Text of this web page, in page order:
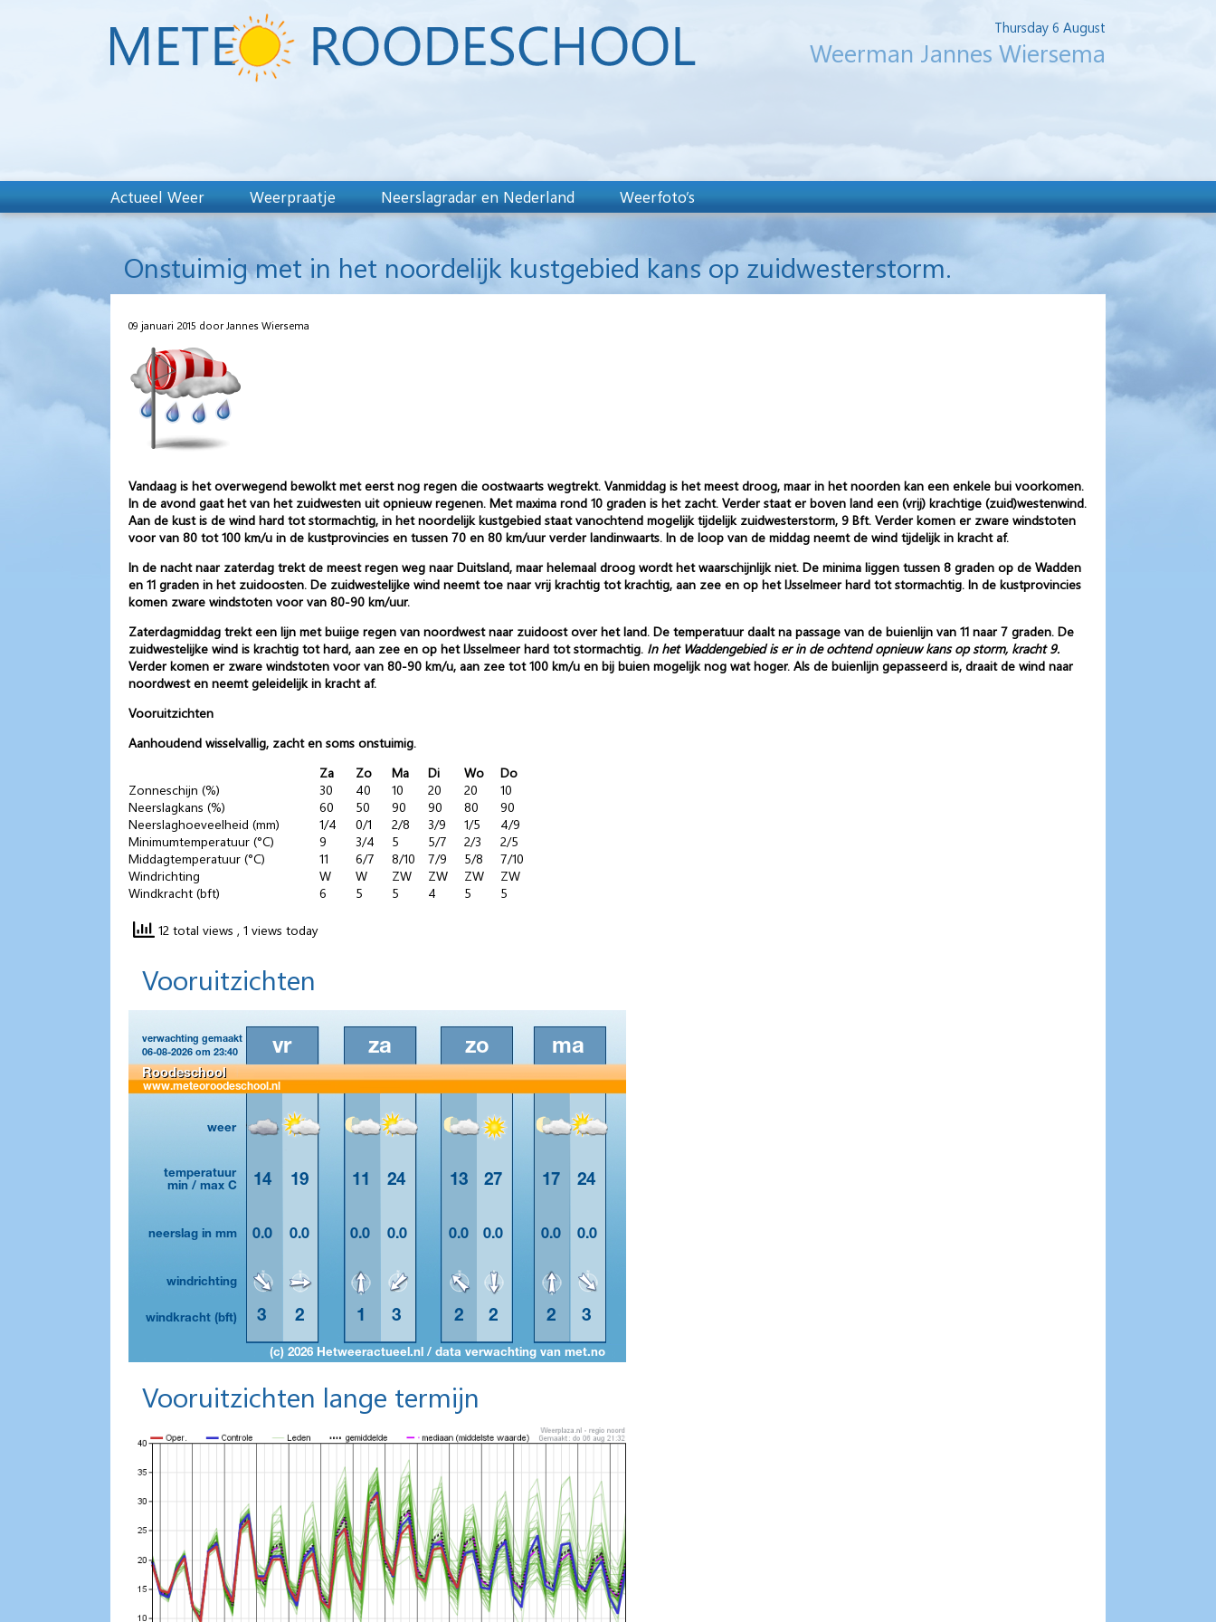
Thursday 6 August
Weerman Jannes Wiersema
Actueel Weer Weerpraatje Neerslagradar en Nederland Weerfoto’s
Onstuimig met in het noordelijk kustgebied kans op zuidwesterstorm.
09 januari 2015 door Jannes Wiersema
Vandaag is het overwegend bewolkt met eerst nog regen die oostwaarts wegtrekt. Vanmiddag is het meest droog, maar in het noorden kan een enkele bui voorkomen.
In de avond gaat het van het zuidwesten uit opnieuw regenen. Met maxima rond 10 graden is het zacht. Verder staat er boven land een (vrij) krachtige (zuid)westenwind.
Aan de kust is de wind hard tot stormachtig, in het noordelijk kustgebied staat vanochtend mogelijk tijdelijk zuidwesterstorm, 9 Bft. Verder komen er zware windstoten
voor van 80 tot 100 km/u in de kustprovincies en tussen 70 en 80 km/uur verder landinwaarts. In de loop van de middag neemt de wind tijdelijk in kracht af.
In de nacht naar zaterdag trekt de meest regen weg naar Duitsland, maar helemaal droog wordt het waarschijnlijk niet. De minima liggen tussen 8 graden op de Wadden
en 11 graden in het zuidoosten. De zuidwestelijke wind neemt toe naar vrij krachtig tot krachtig, aan zee en op het IJsselmeer hard tot stormachtig. In de kustprovincies
komen zware windstoten voor van 80-90 km/uur.
Zaterdagmiddag trekt een lijn met buiige regen van noordwest naar zuidoost over het land. De temperatuur daalt na passage van de buienlijn van 11 naar 7 graden. De
zuidwestelijke wind is krachtig tot hard, aan zee en op het IJsselmeer hard tot stormachtig. In het Waddengebied is er in de ochtend opnieuw kans op storm, kracht 9.
Verder komen er zware windstoten voor van 80-90 km/u, aan zee tot 100 km/u en bij buien mogelijk nog wat hoger. Als de buienlijn gepasseerd is, draait de wind naar
noordwest en neemt geleidelijk in kracht af.
Vooruitzichten
Aanhoudend wisselvallig, zacht en soms onstuimig.
Za
Zo Ma Di Wo
Do
Zonneschijn (%)
30 40 10 20 20
10
Neerslagkans (%)
60 50 90 90 80
90
Neerslaghoeveelheid (mm)
1/4 0/1 2/8 3/9 1/5
4/9
Minimumtemperatuur (°C)
9 3/4 5 5/7 2/3
2/5
Middagtemperatuur (°C)
11 6/7 8/10 7/9 5/8
7/10
Windrichting
W W ZW ZW ZW
ZW
Windkracht (bft)
6 5 5 4 5 5
12 total views , 1 views today
Vooruitzichten
Vooruitzichten lange termijn